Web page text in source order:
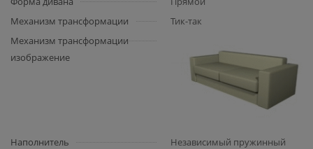
Механизм трансформации
Тик-так
Механизм трансформации
изображение
Наполнитель
Независимый пружинный